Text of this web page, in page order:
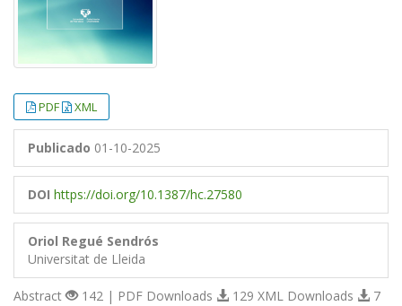
PDF XML
Publicado 01-10-2025
DOI https://doi.org/10.1387/hc.27580
Oriol Regué Sendrós
Universitat de Lleida
Abstract 142 | PDF Downloads 129 XML Downloads 7